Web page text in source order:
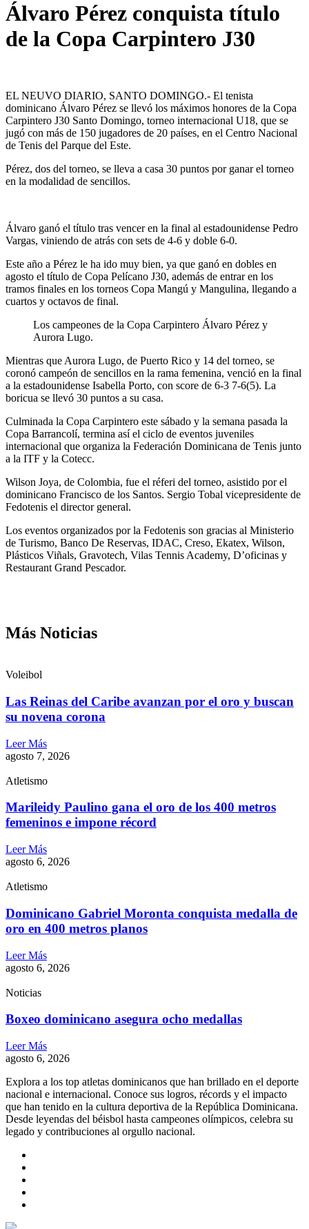
Álvaro Pérez conquista título
de la Copa Carpintero J30
EL NEUVO DIARIO, SANTO DOMINGO.- El tenista
dominicano Álvaro Pérez se llevó los máximos honores de la Copa
Carpintero J30 Santo Domingo, torneo internacional U18, que se
jugó con más de 150 jugadores de 20 países, en el Centro Nacional
de Tenis del Parque del Este.
Pérez, dos del torneo, se lleva a casa 30 puntos por ganar el torneo
en la modalidad de sencillos.
Álvaro ganó el título tras vencer en la final al estadounidense Pedro
Vargas, viniendo de atrás con sets de 4-6 y doble 6-0.
Este año a Pérez le ha ido muy bien, ya que ganó en dobles en
agosto el título de Copa Pelícano J30, además de entrar en los
tramos finales en los torneos Copa Mangú y Mangulina, llegando a
cuartos y octavos de final.
Los campeones de la Copa Carpintero Álvaro Pérez y
Aurora Lugo.
Mientras que Aurora Lugo, de Puerto Rico y 14 del torneo, se
coronó campeón de sencillos en la rama femenina, venció en la final
a la estadounidense Isabella Porto, con score de 6-3 7-6(5). La
boricua se llevó 30 puntos a su casa.
Culminada la Copa Carpintero este sábado y la semana pasada la
Copa Barrancolí, termina así el ciclo de eventos juveniles
internacional que organiza la Federación Dominicana de Tenis junto
a la ITF y la Cotecc.
Wilson Joya, de Colombia, fue el réferi del torneo, asistido por el
dominicano Francisco de los Santos. Sergio Tobal vicepresidente de
Fedotenis el director general.
Los eventos organizados por la Fedotenis son gracias al Ministerio
de Turismo, Banco De Reservas, IDAC, Creso, Ekatex, Wilson,
Plásticos Viñals, Gravotech, Vilas Tennis Academy, D’oficinas y
Restaurant Grand Pescador.
Más Noticias
Voleibol
Las Reinas del Caribe avanzan por el oro y buscan
su novena corona
Leer Más
agosto 7, 2026
Atletismo
Marileidy Paulino gana el oro de los 400 metros
femeninos e impone récord
Leer Más
agosto 6, 2026
Atletismo
Dominicano Gabriel Moronta conquista medalla de
oro en 400 metros planos
Leer Más
agosto 6, 2026
Noticias
Boxeo dominicano asegura ocho medallas
Leer Más
agosto 6, 2026
Explora a los top atletas dominicanos que han brillado en el deporte
nacional e internacional. Conoce sus logros, récords y el impacto
que han tenido en la cultura deportiva de la República Dominicana.
Desde leyendas del béisbol hasta campeones olímpicos, celebra su
legado y contribuciones al orgullo nacional.